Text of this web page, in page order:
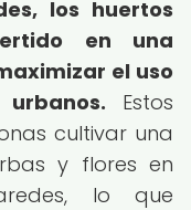
los huertos
en una
el uso
Estos
cultivar una
y flores en
lo que